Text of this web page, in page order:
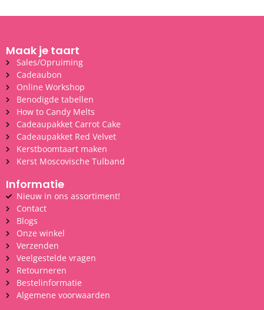
Maak je taart
Sales/Opruiming
Cadeaubon
Online Workshop
Benodigde tabellen
How to Candy Melts
Cadeaupakket Carrot Cake
Cadeaupakket Red Velvet
Kerstboomtaart maken
Kerst Moscovische Tulband
Informatie
Nieuw in ons assortiment!
Contact
Blogs
Onze winkel
Verzenden
Veelgestelde vragen
Retourneren
Bestelinformatie
Algemene voorwaarden